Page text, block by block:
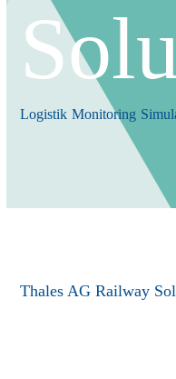
Logistik Monitoring
Thales AG Railway